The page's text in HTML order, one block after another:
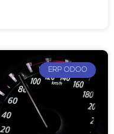
ERP ODOO